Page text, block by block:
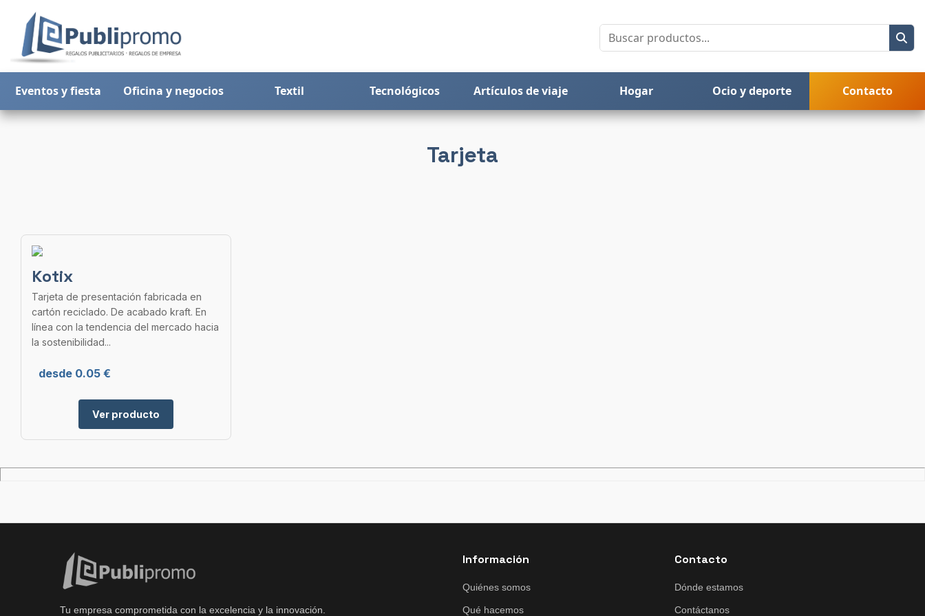
Eventos y fiesta Oficina y negocios Textil Tecnológicos Artículos de viaje Hogar Ocio y deporte Contacto
Tarjeta
Kotix
Tarjeta de presentación fabricada en
cartón reciclado. De acabado kraft. En
línea con la tendencia del mercado hacia
la sostenibilidad...
desde 0.05 €
Ver producto
Tu empresa comprometida con la excelencia y la innovación.
Información
Quiénes somos
Qué hacemos
Contacto
Dónde estamos
Contáctanos